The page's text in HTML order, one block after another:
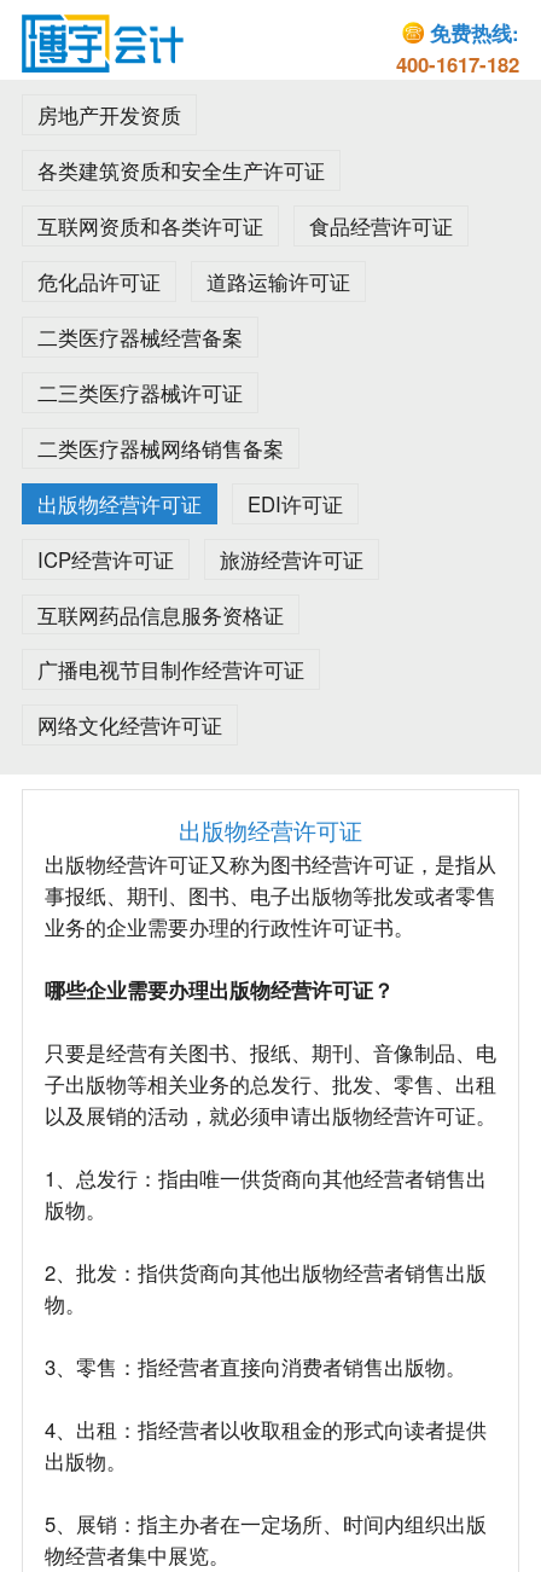
免费热线:
400-1617-182
房地产开发资质
各类建筑资质和安全生产许可证
互联网资质和各类许可证
食品经营许可证
危化品许可证
道路运输许可证
二类医疗器械经营备案
二三类医疗器械许可证
二类医疗器械网络销售备案
出版物经营许可证
EDI许可证
ICP经营许可证
旅游经营许可证
互联网药品信息服务资格证
广播电视节目制作经营许可证
网络文化经营许可证
出版物经营许可证
出版物经营许可证又称为图书经营许可证，是指从
事报纸、期刊、图书、电子出版物等批发或者零售
业务的企业需要办理的行政性许可证书。
哪些企业需要办理出版物经营许可证？
只要是经营有关图书、报纸、期刊、音像制品、电
子出版物等相关业务的总发行、批发、零售、出租
以及展销的活动，就必须申请出版物经营许可证。
1、总发行：指由唯一供货商向其他经营者销售出
版物。
2、批发：指供货商向其他出版物经营者销售出版
物。
3、零售：指经营者直接向消费者销售出版物。
4、出租：指经营者以收取租金的形式向读者提供
出版物。
5、展销：指主办者在一定场所、时间内组织出版
物经营者集中展览。